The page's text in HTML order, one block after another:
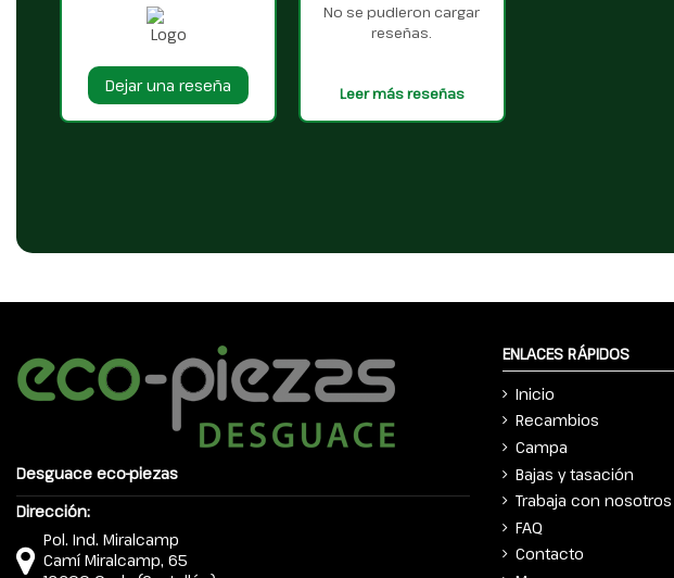
Dejar una reseña
No se pudieron cargar
reseñas.
Leer más reseñas
Desguace eco-piezas
Dirección:
Pol. Ind. Miralcamp
Camí Miralcamp, 65
ENLACES RÁPIDOS
Inicio
Recambios
Campa
Bajas y tasación
Trabaja con nosotros
FAQ
Contacto